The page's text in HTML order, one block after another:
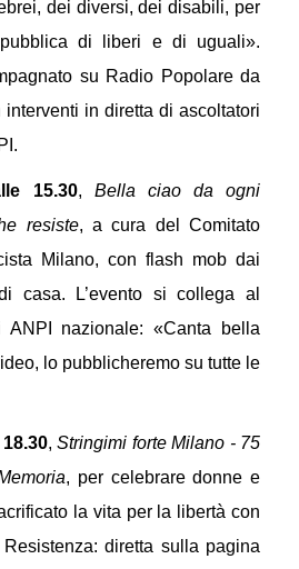
dei diversi, dei disabili, per
di liberi e di uguali».
su Radio Popolare da
in diretta di ascoltatori
15.30, Bella ciao da ogni
resiste, a cura del Comitato
Milano, con flash mob dai
casa. L’evento si collega al
ANPI nazionale: «Canta bella
lo pubblicheremo su tutte le
,Stringimi forte Milano - 75
, per celebrare donne e
la vita per la libertà con
diretta sulla pagina